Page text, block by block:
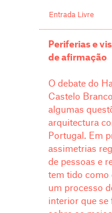
Entrada Livre
Periferias e
de afirmação
O debate do
Castelo
algumas
arquitectura
Portugal. Em
assimetrias
de pessoas e
tem tido como
um processo
interior que se